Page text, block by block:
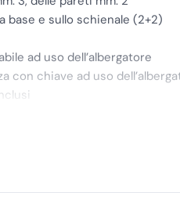
base e sullo schienale (2+2)
ad uso dell’albergatore
con chiave ad uso